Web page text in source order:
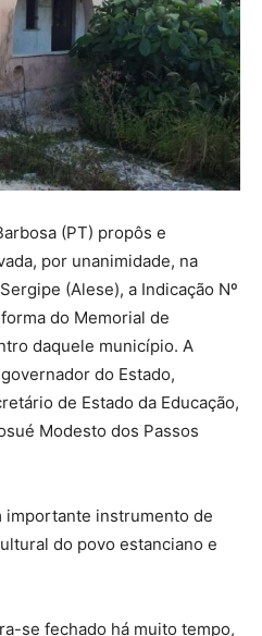
(PT) propôs e
por unanimidade, na
(Alese), a Indicação Nº
do Memorial de
daquele município. A
do Estado,
de Estado da Educação,
Modesto dos Passos
importante instrumento de
do povo estanciano e
se fechado há muito tempo,